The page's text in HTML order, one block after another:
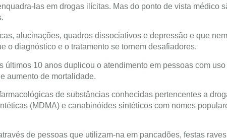
las em drogas ilícitas. Mas do ponto de vista médico
alucinações, quadros dissociativos e depressão e que
o diagnóstico e o tratamento se tornem desafiadores.
últimos 10 anos duplicou o atendimento em pessoas com
aumento de mortalidade.
de substâncias conhecidas pertencentes a
(MDMA) e canabinóides sintéticos com nomes
de pessoas que utilizam-na em pancadões, festas